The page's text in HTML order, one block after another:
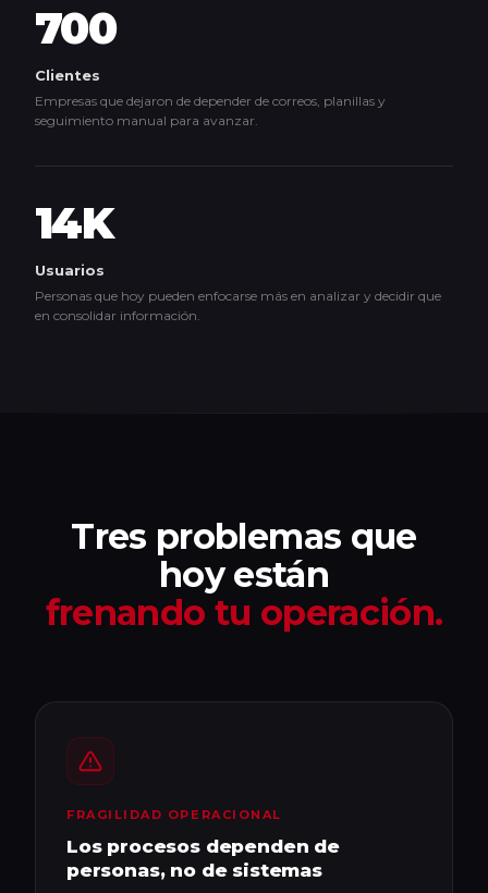
700
Clientes
Empresas que dejaron de depender de correos, planillas y
seguimiento manual para avanzar.
14K
Usuarios
Personas que hoy pueden enfocarse más en analizar y decidir que
en consolidar información.
Tres problemas que
hoy están
frenando tu operación.
FRAGILIDAD OPERACIONAL
Los procesos dependen de
personas, no de sistemas